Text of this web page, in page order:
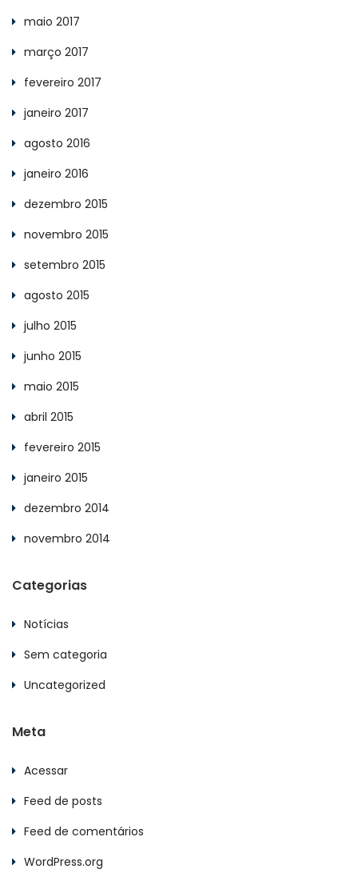
maio 2017
março 2017
fevereiro 2017
janeiro 2017
agosto 2016
janeiro 2016
dezembro 2015
novembro 2015
setembro 2015
agosto 2015
julho 2015
junho 2015
maio 2015
abril 2015
fevereiro 2015
janeiro 2015
dezembro 2014
novembro 2014
Categorias
Notícias
Sem categoria
Uncategorized
Meta
Acessar
Feed de posts
Feed de comentários
WordPress.org